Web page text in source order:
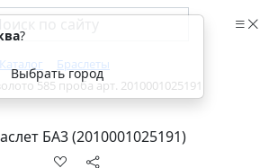
Каталог
Браслеты
585 проба арт. 2010001025191
?
Выбрать город